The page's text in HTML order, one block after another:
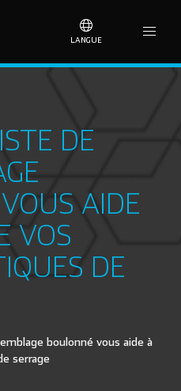
LANGUE
DE
AIDE
VOS
DE
boulonné vous aide à
serrage